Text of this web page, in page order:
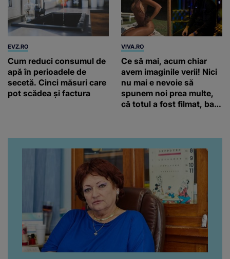
EVZ.RO
Cum reduci consumul de
apă în perioadele de
secetă. Cinci măsuri care
pot scădea și factura
VIVA.RO
Ce să mai, acum chiar
avem imaginile verii! Nici
nu mai e nevoie să
spunem noi prea multe,
că totul a fost filmat, ba
da, frumoasa iubită a lui
Florin Ristei e...